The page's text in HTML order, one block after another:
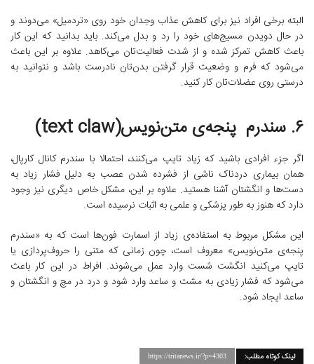
البته برخی افراد نیز برای کاهش عذاب وجدان خود روی «تردمیل» می‌دوند و
در حال دویدن مسیج‌های خود را رد و بدل می‌کند. باید بدانید که این کار
باعث کاهش تمرکز شده و از شدت فعالیت‌تان می‌کاهد. علاوه بر این باعث
می‌شود که فرم و وضعیت قرار گرفتن بدن‌تان نادرست باشد و نتوانید به
درستی روی عضلات‌تان کار کنید.
۶. سندرم پنجه‌ی متن‌نویس(text claw)
اگر جزء افرادی باشید که زیاد تایپ می‌کنند، احتمالا با سندرم کانال کارپال،
همان بیماری دردناک ناشی از فشرده شدن عصب به دلیل فشار زیاد به
دست‌ها و انگشتان آشنا هستید. علاوه بر این، مشکل خاص دیگری نیز وجود
دارد که هنوز به طور پزشکی و علمی به اثبات نرسیده است.
این مشکل مربوط به استفاده‌ی زیاد از اسمارت فون‌ها است که به «سندرم
پنجه‌ی متن‌نویس» معروف است، چون زمانی که متنی را حروف‌پردازی یا
تایپ می‌کنید انگشت شست وارد عمل می‌شوند. افراط در این کار باعث
می‌شود که فشار زیادی به مشت و ساعد وارد شود و درد در مچ و انگشتان و
ساعد ایجاد شود.
لینک کوتاه مطلب: https://tritanews.ir/?p=4303